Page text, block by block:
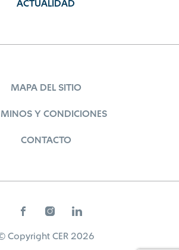
ACTUALIDAD
MAPA DEL SITIO
Y CONDICIONES
CONTACTO
Copyright CER 2026